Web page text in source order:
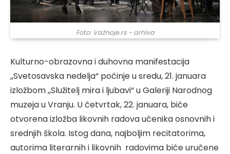
Foto: Važnoje.rs - arhiva
Kulturno-obrazovna i duhovna manifestacija
,,Svetosavska nedelja“ počinje u sredu, 21. januara
izložbom ,,Služitelj mira i ljubavi“ u Galeriji Narodnog
muzeja u Vranju. U četvrtak, 22. januara, biće
otvorena izložba likovnih radova učenika osnovnih i
srednjih škola. Istog dana, najboljim recitatorima,
autorima literarnih i likovnih radovima biće uručene